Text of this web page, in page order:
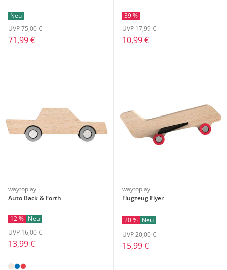
Neu
71,99 €
UVP 75,00 €
39 %
10,99 €
UVP 17,99 €
waytoplay
Auto Back & Forth
12 % Neu
13,99 €
UVP 16,00 €
waytoplay
Flugzeug Flyer
20 % Neu
15,99 €
UVP 20,00 €